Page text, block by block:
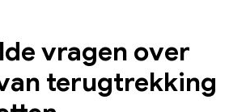
vragen over
terugtrekking